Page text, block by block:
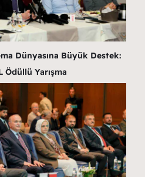
Dünyasına Büyük Destek:
Ödüllü Yarışma